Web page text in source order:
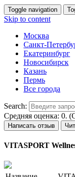
Toggle navigation
Skip to content
Москва
Санкт-
Екатеринбург
Новосибирск
Казань
Пермь
Все города
Search:
Средняя оценка: 0.
Написать отзыв
VITASPORT